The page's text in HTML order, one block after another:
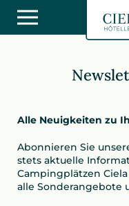
Alle Neuigkeiten zu
Abonnieren Sie
stets aktuelle
Campingplätzen
alle Sonderangebote